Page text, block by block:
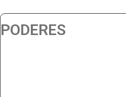
PODERES